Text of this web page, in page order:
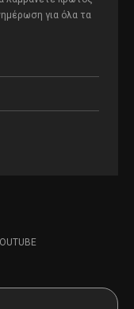
για όλα τα